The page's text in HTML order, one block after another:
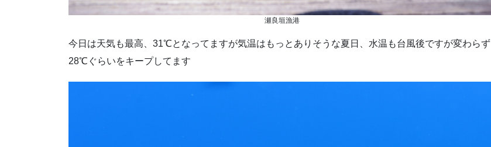
瀬良垣漁港
今日は天気も最高、31℃となってますが気温はもっとありそうな夏日、水温も台風後ですが変わらず
28℃ぐらいをキープしてます